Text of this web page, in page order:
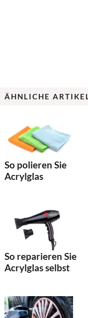
ÄHNLICHE ARTIKEL
So polieren Sie
Acrylglas
So reparieren Sie
Acrylglas selbst